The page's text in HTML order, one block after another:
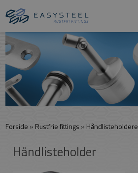
Forside » Rustfrie fittings » Håndlisteholdere
Håndlisteholder